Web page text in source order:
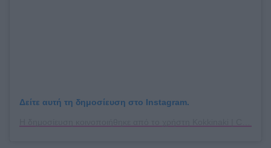
Δείτε αυτή τη δημοσίευση στο Instagram.